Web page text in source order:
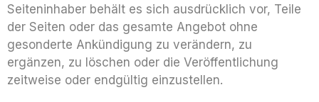
Seiteninhaber behält es sich ausdrücklich vor, Teile
der Seiten oder das gesamte Angebot ohne
gesonderte Ankündigung zu verändern, zu
ergänzen, zu löschen oder die Veröffentlichung
zeitweise oder endgültig einzustellen.